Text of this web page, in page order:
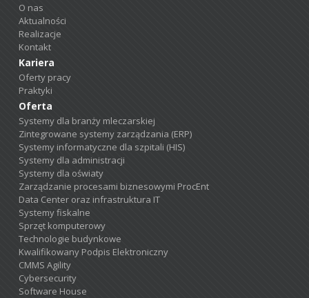
O nas
Aktualności
Realizacje
Kontakt
Kariera
Oferty pracy
Praktyki
Oferta
Systemy dla branży mleczarskiej
Zintegrowane systemy zarządzania (ERP)
Systemy informatyczne dla szpitali (HIS)
Systemy dla administracji
Systemy dla oświaty
Zarządzanie procesami biznesowymi ProcEnt
Data Center oraz infrastruktura IT
Systemy fiskalne
Sprzęt komputerowy
Technologie budynkowe
Kwalifikowany Podpis Elektroniczny
CMMS Agility
Cybersecurity
Software House